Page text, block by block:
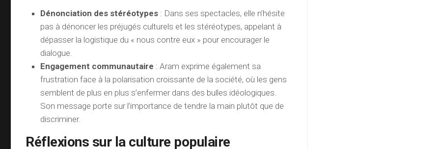
Dénonciation des stéréotypes : Dans ses spectacles, elle n’hésite
pas à dénoncer les préjugés culturels et les stéréotypes, appelant à
dépasser la logistique du « nous contre eux » pour encourager le
dialogue.
Engagement communautaire : Aram exprime également sa
frustration face à la polarisation croissante de la société, où les gens
semblent de plus en plus s’enfermer dans des bulles idéologiques.
Son message porte sur l’importance de tendre la main plutôt que de
discriminer.
Réflexions sur la culture populaire